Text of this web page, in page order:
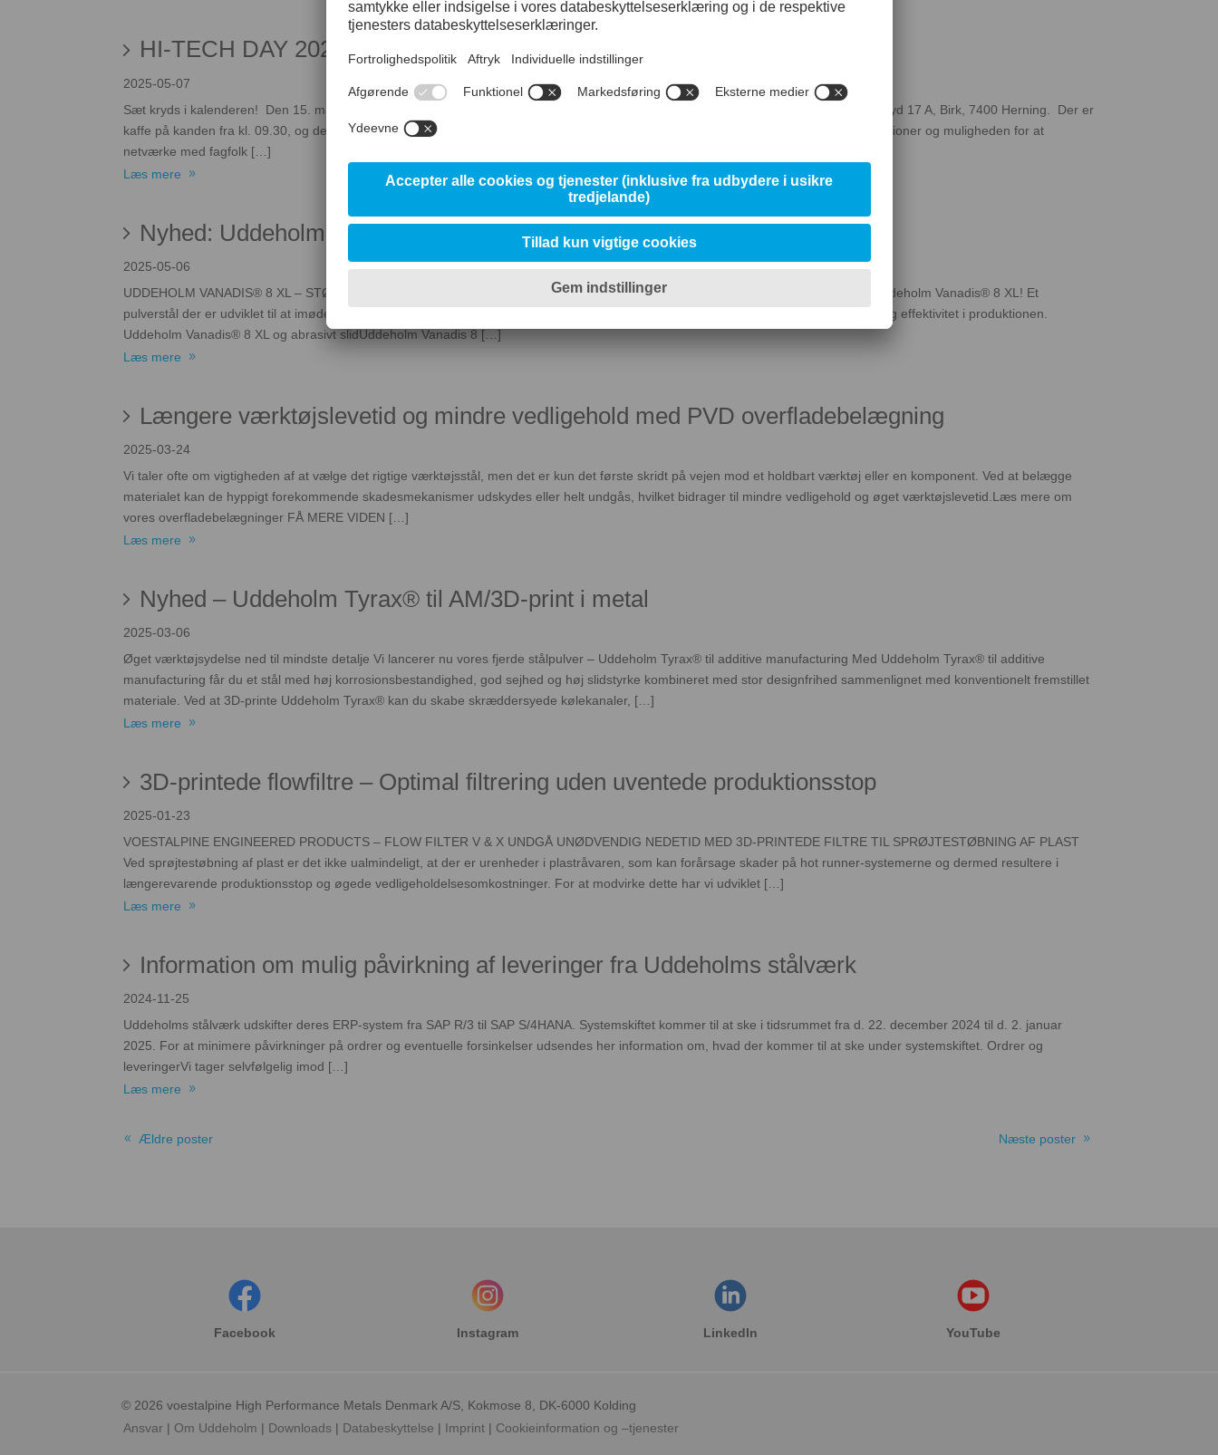
HI-TECH DAY 2025
2025-05-07
Sæt kryds i kalenderen! Den 15. maj 2025 afholdes endnu engang Hi-Tech Day i DAMRC’s Teknologicenter på adressen Industrivej Syd 17 A, Birk, 7400 Herning. Der er
kaffe på kanden fra kl. 09.30, og der er sørget for pølsevogn til frokost! Programmet er pakket med spændende oplæg, livedemonstrationer og muligheden for at
netværke med fagfolk […]
Læs mere
Nyhed: Uddeholm Vanadis® 8 XL – Optimeret til abrasive miljøer
2025-05-06
UDDEHOLM VANADIS® 8 XL – STØRRE KARBIDER MOD ABRASIVT SLID Vi er glade for at introducere vores seneste innovation Uddeholm Vanadis® 8 XL! Et
pulverstål der er udviklet til at imødekomme de hårdeste udfordringer inden for abrasivt slid og samtidigt understøtte bæredygtighed og effektivitet i produktionen.
Uddeholm Vanadis® 8 XL og abrasivt slidUddeholm Vanadis 8 […]
Læs mere
Længere værktøjslevetid og mindre vedligehold med PVD overfladebelægning
2025-03-24
Vi taler ofte om vigtigheden af at vælge det rigtige værktøjsstål, men det er kun det første skridt på vejen mod et holdbart værktøj eller en komponent. Ved at belægge
materialet kan de hyppigt forekommende skadesmekanismer udskydes eller helt undgås, hvilket bidrager til mindre vedligehold og øget værktøjslevetid.Læs mere om
vores overfladebelægninger FÅ MERE VIDEN […]
Læs mere
Nyhed – Uddeholm Tyrax® til AM/3D-print i metal
2025-03-06
Øget værktøjsydelse ned til mindste detalje Vi lancerer nu vores fjerde stålpulver – Uddeholm Tyrax® til additive manufacturing Med Uddeholm Tyrax® til additive
manufacturing får du et stål med høj korrosionsbestandighed, god sejhed og høj slidstyrke kombineret med stor designfrihed sammenlignet med konventionelt fremstillet
materiale. Ved at 3D-printe Uddeholm Tyrax® kan du skabe skræddersyede kølekanaler, […]
Læs mere
3D-printede flowfiltre – Optimal filtrering uden uventede produktionsstop
2025-01-23
VOESTALPINE ENGINEERED PRODUCTS – FLOW FILTER V & X UNDGÅ UNØDVENDIG NEDETID MED 3D-PRINTEDE FILTRE TIL SPRØJTESTØBNING AF PLAST
Ved sprøjtestøbning af plast er det ikke ualmindeligt, at der er urenheder i plastråvaren, som kan forårsage skader på hot runner-systemerne og dermed resultere i
længerevarende produktionsstop og øgede vedligeholdelsesomkostninger. For at modvirke dette har vi udviklet […]
Læs mere
Information om mulig påvirkning af leveringer fra Uddeholms stålværk
2024-11-25
Uddeholms stålværk udskifter deres ERP-system fra SAP R/3 til SAP S/4HANA. Systemskiftet kommer til at ske i tidsrummet fra d. 22. december 2024 til d. 2. januar
2025. For at minimere påvirkninger på ordrer og eventuelle forsinkelser udsendes her information om, hvad der kommer til at ske under systemskiftet. Ordrer og
leveringerVi tager selvfølgelig imod […]
Læs mere
Ældre poster Næste poster
Facebook Instagram LinkedIn YouTube
© 2026 voestalpine High Performance Metals Denmark A/S, Kokmose 8, DK-6000 Kolding
Ansvar
Om Uddeholm Downloads Databeskyttelse Imprint Cookieinformation og –tjenester